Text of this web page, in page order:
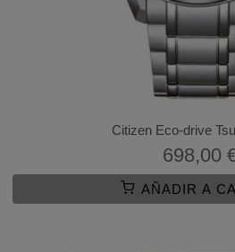
Citizen Eco-drive
698,00
AÑADIR A